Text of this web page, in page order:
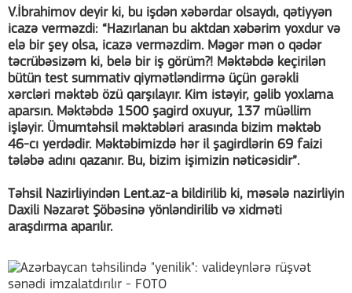
V.İbrahimov deyir ki, bu işdən xəbərdar olsaydı, qətiyyən
icazə verməzdi: “Hazırlanan bu aktdan xəbərim yoxdur və
elə bir şey olsa, icazə verməzdim. Məgər mən o qədər
təcrübəsizəm ki, belə bir iş görüm?! Məktəbdə keçirilən
bütün test summativ qiymətləndirmə üçün gərəkli
xərcləri məktəb özü qarşılayır. Kim istəyir, gəlib yoxlama
aparsın. Məktəbdə 1500 şagird oxuyur, 137 müəllim
işləyir. Ümumtəhsil məktəbləri arasında bizim məktəb
46-cı yerdədir. Məktəbimizdə hər il şagirdlərin 69 faizi
tələbə adını qazanır. Bu, bizim işimizin nəticəsidir”.
Təhsil Nazirliyindən Lent.az-a bildirilib ki, məsələ nazirliyin
Daxili Nəzarət Şöbəsinə yönləndirilib və xidməti
araşdırma aparılır.